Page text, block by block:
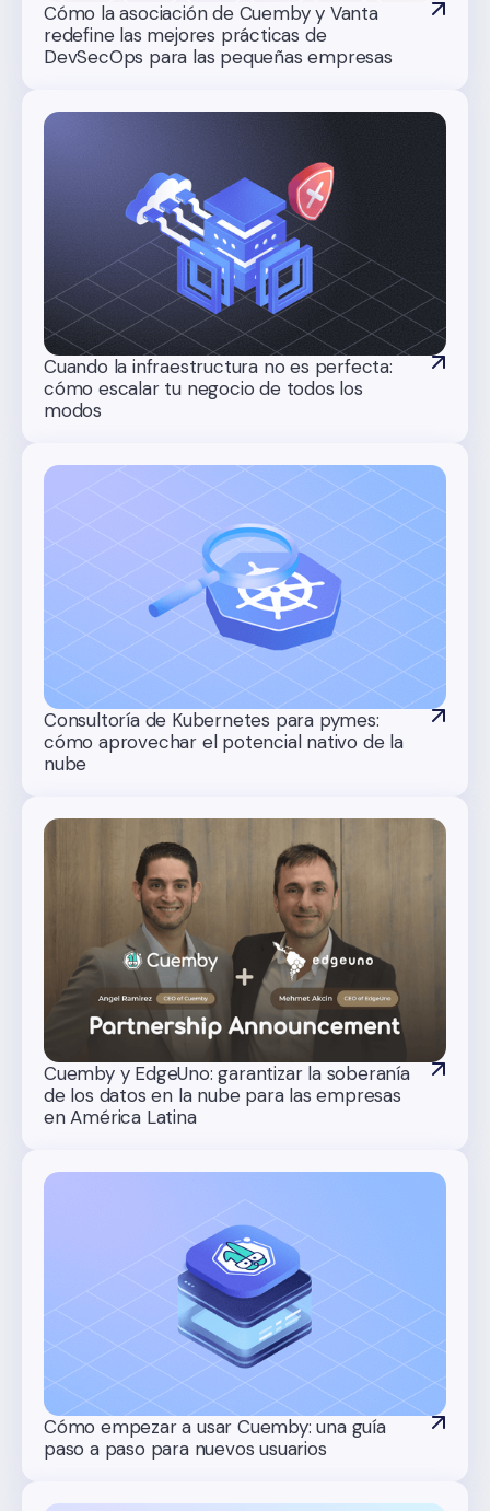
Cómo la asociación de Cuemby y Vanta
redefine las mejores prácticas de
DevSecOps para las pequeñas empresas
Cuando la infraestructura no es perfecta:
cómo escalar tu negocio de todos los
modos
Consultoría de Kubernetes para pymes:
cómo aprovechar el potencial nativo de la
nube
Cuemby y EdgeUno: garantizar la soberanía
de los datos en la nube para las empresas
en América Latina
Cómo empezar a usar Cuemby: una guía
paso a paso para nuevos usuarios